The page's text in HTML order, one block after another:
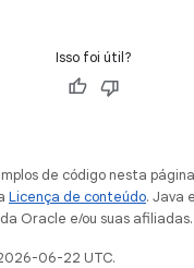
Isso foi útil?
de código nesta
Licença de conteúdo. Java
Oracle e/ou suas afiliadas.
06-22 UTC.